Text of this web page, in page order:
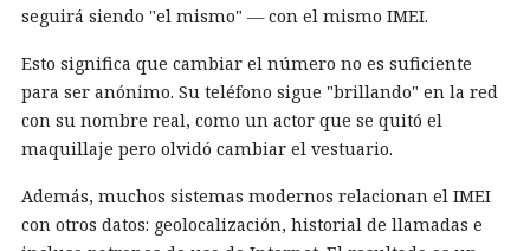
seguirá siendo "el mismo" — con el mismo IMEI.
Esto significa que cambiar el número no es suficiente
para ser anónimo. Su teléfono sigue "brillando" en la red
con su nombre real, como un actor que se quitó el
maquillaje pero olvidó cambiar el vestuario.
Además, muchos sistemas modernos relacionan el IMEI
con otros datos: geolocalización, historial de llamadas e